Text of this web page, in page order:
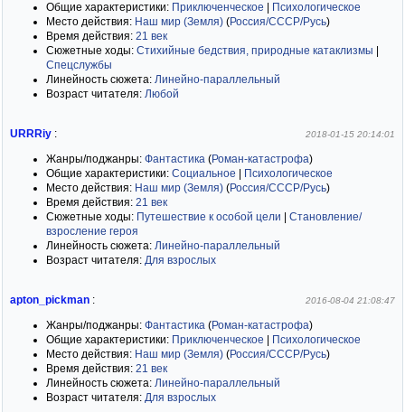
Общие характеристики: Приключенческое
Психологическое
Место действия: Наш мир (Земля) (Россия/СССР/Русь)
Время действия: 21 век
Сюжетные ходы: Стихийные бедствия, природные катаклизмы
Спецслужбы
Линейность сюжета: Линейно-параллельный
Возраст читателя: Любой
URRRiy : 2018-01-15 20:14:01
Жанры/поджанры: Фантастика (Роман-катастрофа)
Общие характеристики: Социальное
Психологическое
Место действия: Наш мир (Земля) (Россия/СССР/Русь)
Время действия: 21 век
Сюжетные ходы: Путешествие к особой цели
Становление/
взросление героя
Линейность сюжета: Линейно-параллельный
Возраст читателя: Для взрослых
apton_pickman : 2016-08-04 21:08:47
Жанры/поджанры: Фантастика (Роман-катастрофа)
Общие характеристики: Приключенческое
Психологическое
Место действия: Наш мир (Земля) (Россия/СССР/Русь)
Время действия: 21 век
Линейность сюжета: Линейно-параллельный
Возраст читателя: Для взрослых